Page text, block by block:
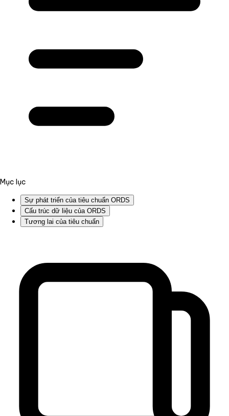
Mục lục
Sự phát triển của tiêu chuẩn ORDS
Cấu trúc dữ liệu của ORDS
Tương lai của tiêu chuẩn